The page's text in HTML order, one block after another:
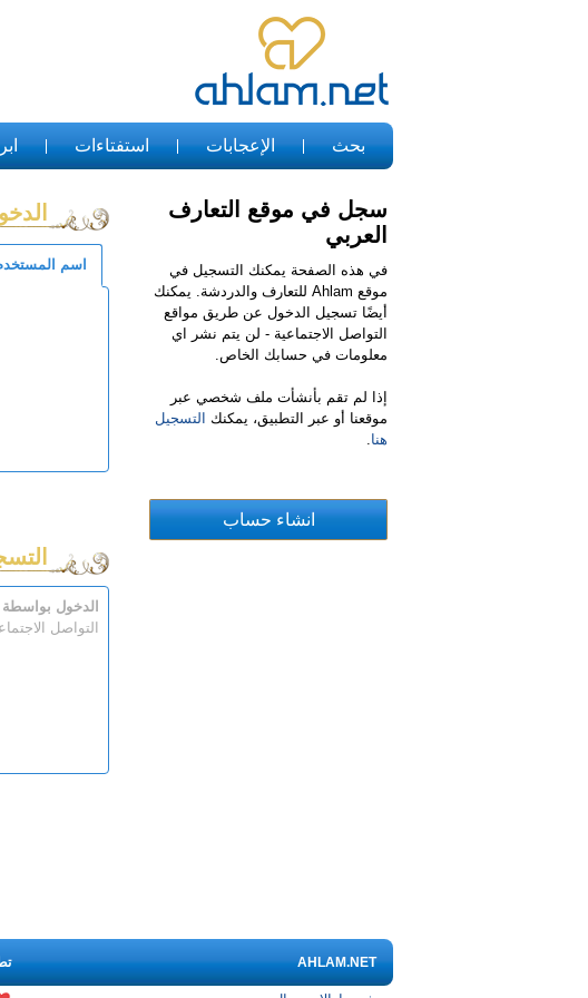
بحث الإعجابات استفتاءات
سجل في موقع التعارف
العربي
في هذه الصفحة يمكنك التسجيل في
موقع Ahlam للتعارف والدردشة. يمكنك
أيضًا تسجيل الدخول عن طريق مواقع
التواصل الاجتماعية - لن يتم نشر اي
معلومات في حسابك الخاص.
إذا لم تقم بأنشأت ملف شخصي عبر
موقعنا أو عبر التطبيق، يمكنك
التسجيل
هنا.
اسم المستخدم
الدخول بواسطة
التواصل
AHLAM.NET